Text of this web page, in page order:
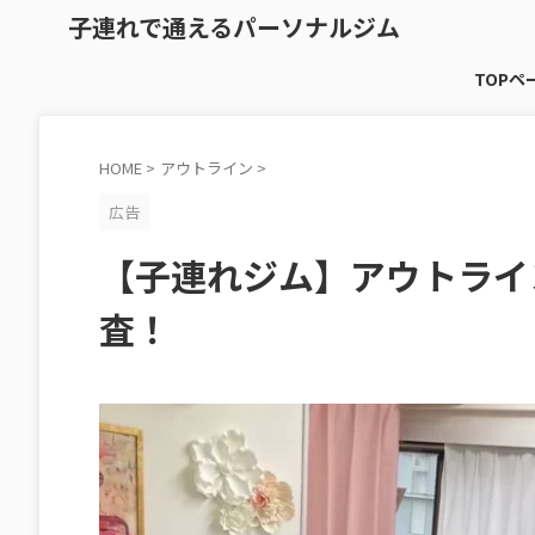
子連れで通えるパーソナルジム
TOPペ
HOME > アウトライン >
広告
【子連れジム】アウトラ
査！